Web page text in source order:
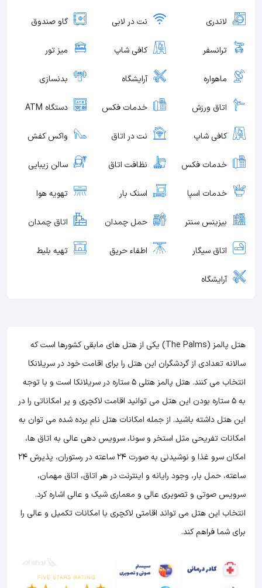
لاندری نت در لابی گاو صندوق
ترانسفر کافی شاپ میز تور
ماهواره آرایشگاه بدنسازی
اتاق ورزش خدمات فکس دستگاه ATM
کافی شاپ نت در اتاق واکس کفش
خدمات فکس نظافت اتاق سالن زیبایی
خدمات اسپا اسنک بار تهویه هوا
بیزینس سنتر حمل چمدان اتاق چمدان
اتاق سیگار اطفاء حریق تهیه بلیط
آرایشگاه
هتل پالمز (The Palms) یکی از هتل های مابقی کشورها است که
سالانه تعدادی از گردشگران این هتل را برای اقامت خود در سریلانکا
انتخاب می کنند. هتل پالمز هتلی 5 ستاره در سریلانکا است و با توجه
به 5 ستاره بودن این هتل
می توانید اقامت لاکچری و پر امکاناتی را در
این هتل داشته باشید. از جمله امکانات هتل نام برده شده می توان به
امکانات تفریحی مثل استخر و سونا، سرویس دهی عالی به اتاق ها،
امکان سرو غذا و نوشیدنی به صورت 24 ساعته در رستوران، پذیرش 24
ساعته، حمل بار، وجود رایانه و اینترنت در هر اتاق، اتاق مهمان،
سرویس صوتی و تصویری عالی و معماری شیک و عالی اشاره کرد.
انتخاب این هتل می تواند اقامتی لاکچری با امکانات تکمیل و عالی را
برای شما فراهم کند.